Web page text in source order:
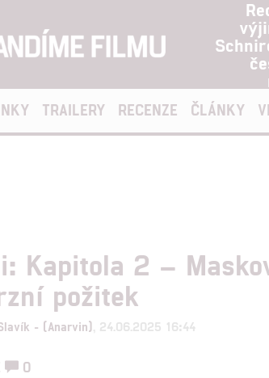
TRAILERY RECENZE ČLÁNKY
Kapitola 2 –
požitek
- (Anarvin) , 24.06.2025 16:44
0